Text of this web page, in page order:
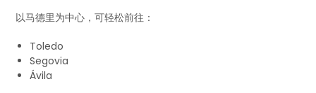
以马德里为中心，可轻松前往：
Toledo
Segovia
Ávila